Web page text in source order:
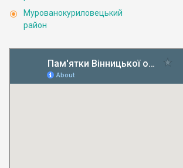
Мурованокуриловецький
район